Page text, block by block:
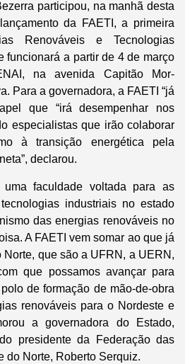
participou, na manhã desta
da FAETI, a primeira
Renováveis e Tecnologias
funcionará a partir de 4 de março
na avenida Capitão Mor-
Para a governadora, a FAETI “já
que “irá desempenhar nos
especialistas que irão colaborar
à transição energética pela
declarou.
uma faculdade voltada para as
industriais no estado
das energias renováveis no
A FAETI vem somar ao que já
que são a UFRN, a UERN,
que possamos avançar para
de formação de mão-de-obra
renováveis para o Nordeste e
a governadora do Estado,
presidente da Federação das
do Norte, Roberto Serquiz.